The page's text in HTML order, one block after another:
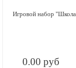
Игровой набор
0.00 руб